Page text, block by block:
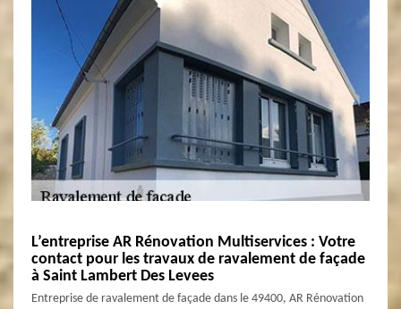
L’entreprise AR Rénovation Multiservices : Votre
contact pour les travaux de ravalement de façade
à Saint Lambert Des Levees
Entreprise de ravalement de façade dans le 49400, AR Rénovation